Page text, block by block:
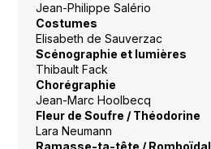
Jean-Philippe Salério
Costumes
Elisabeth de Sauverzac
Scénographie et lumières
Thibault Fack
Chorégraphie
Jean-Marc Hoolbecq
Fleur de Soufre / Théodorine
Lara Neumann
Ramasse-ta-tête / Romboïdal